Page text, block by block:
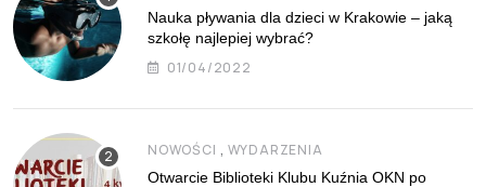
Nauka pływania dla dzieci w Krakowie – jaką
szkołę najlepiej wybrać?
01/04/2022
NOWOŚCI , WYDARZENIA
Otwarcie Biblioteki Klubu Kuźnia OKN po